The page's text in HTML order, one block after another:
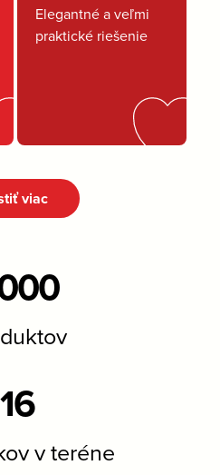
Elegantné a veľmi
praktické riešenie
viac
16
v teréne